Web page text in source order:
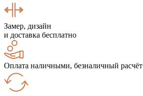
Замер, дизайн
и доставка бесплатно
Оплата наличными, безналичный расчёт